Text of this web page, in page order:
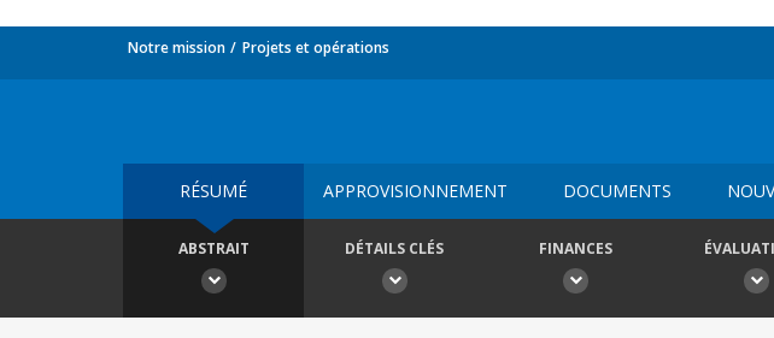
Notre mission Projets et opérations
RÉSUMÉ APPROVISIONNEMENT DOCUMENTS
ABSTRAIT DÉTAILS CLÉS FINANCES